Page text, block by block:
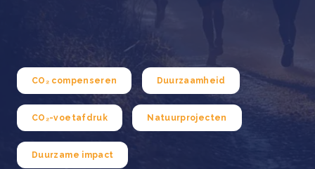
CO₂ compenseren Duurzaamheid
CO₂-voetafdruk Natuurprojecten
Duurzame impact